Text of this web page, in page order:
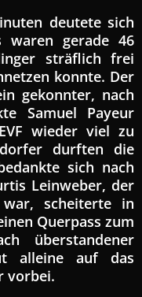
deutete sich
waren gerade 46
sträflich frei
konnte. Der
gekonnter, nach
Samuel Payeur
wieder viel zu
durften die
sich nach
Leinweber, der
scheiterte in
Querpass zum
überstandener
alleine auf das
vorbei.